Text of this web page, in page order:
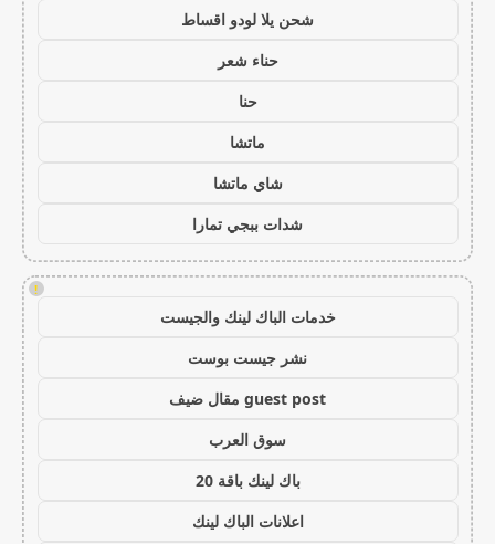
شحن يلا لودو اقساط
حناء شعر
حنا
ماتشا
شاي ماتشا
شدات ببجي تمارا
!
خدمات الباك لينك والجيست
نشر جيست بوست
guest post مقال ضيف
سوق العرب
باك لينك باقة 20
اعلانات الباك لينك